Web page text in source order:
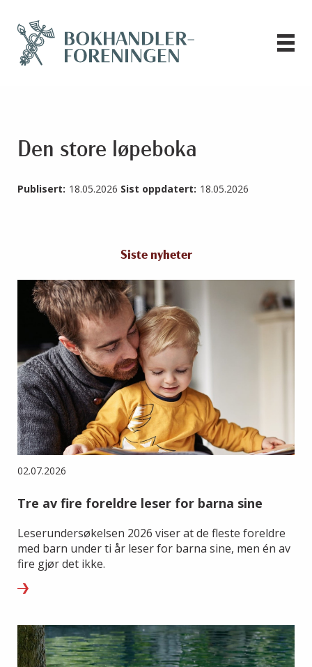
Den store løpeboka
Publisert: 18.05.2026 Sist oppdatert: 18.05.2026
Siste nyheter
02.07.2026
Tre av fire foreldre leser for barna sine
Leserundersøkelsen 2026 viser at de fleste foreldre
med barn under ti år leser for barna sine, men én av
fire gjør det ikke.